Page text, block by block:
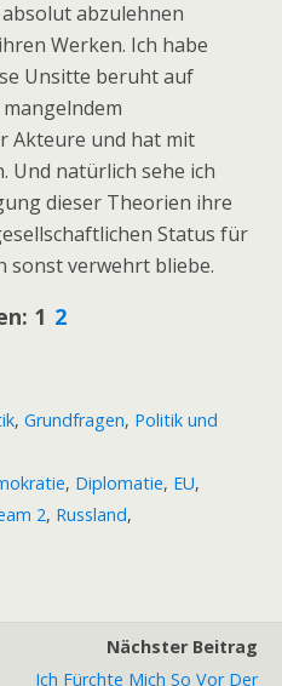
abzulehnen
Werken. Ich habe
Unsitte beruht auf
Akteure und hat mit
Und natürlich sehe ich
dieser Theorien ihre
Status für
sonst verwehrt bliebe.
1 2
, Grundfragen, Politik und
, Diplomatie, EU,
2, Russland,
Nächster Beitrag
Ich Fürchte Mich So Vor Der